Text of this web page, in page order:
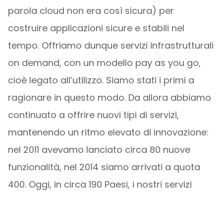
parola cloud non era così sicura) per
costruire applicazioni sicure e stabili nel
tempo. Offriamo dunque servizi infrastrutturali
on demand, con un modello pay as you go,
cioè legato all’utilizzo. Siamo stati i primi a
ragionare in questo modo. Da allora abbiamo
continuato a offrire nuovi tipi di servizi,
mantenendo un ritmo elevato di innovazione:
nel 2011 avevamo lanciato circa 80 nuove
funzionalità, nel 2014 siamo arrivati a quota
400. Oggi, in circa 190 Paesi, i nostri servizi